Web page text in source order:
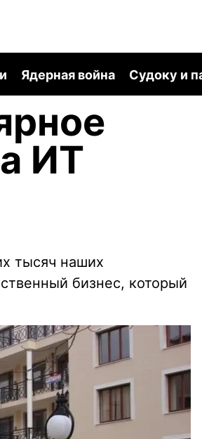
Ядерная война Судоку и
ИТ
тысяч наших
бизнес, который